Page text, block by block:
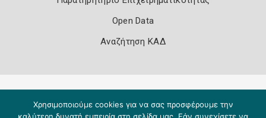
Open Data
Αναζήτηση ΚΑΔ
Χρησιμοποιούμε cookies για να σας προσφέρουμε την
Copyright 2026 Knowledge A.E.